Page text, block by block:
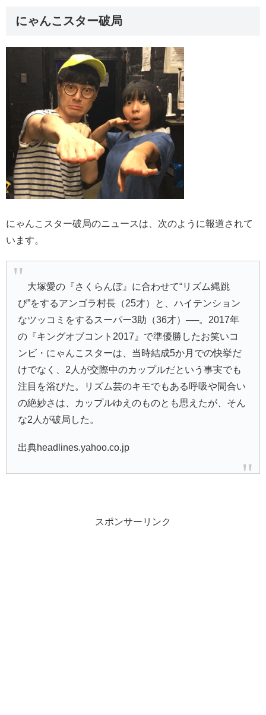
にゃんこスター破局
にゃんこスター破局のニュースは、次のように報道されて
います。
大塚愛の『さくらんぼ』に合わせて“リズム縄跳
び”をするアンゴラ村長（25才）と、ハイテンション
なツッコミをするスーパー3助（36才）──。2017年
の『キングオブコント2017』で準優勝したお笑いコ
ンビ・にゃんこスターは、当時結成5か月での快挙だ
けでなく、2人が交際中のカップルだという事実でも
注目を浴びた。リズム芸のキモでもある呼吸や間合い
の絶妙さは、カップルゆえのものとも思えたが、そん
な2人が破局した。
出典headlines.yahoo.co.jp
スポンサーリンク